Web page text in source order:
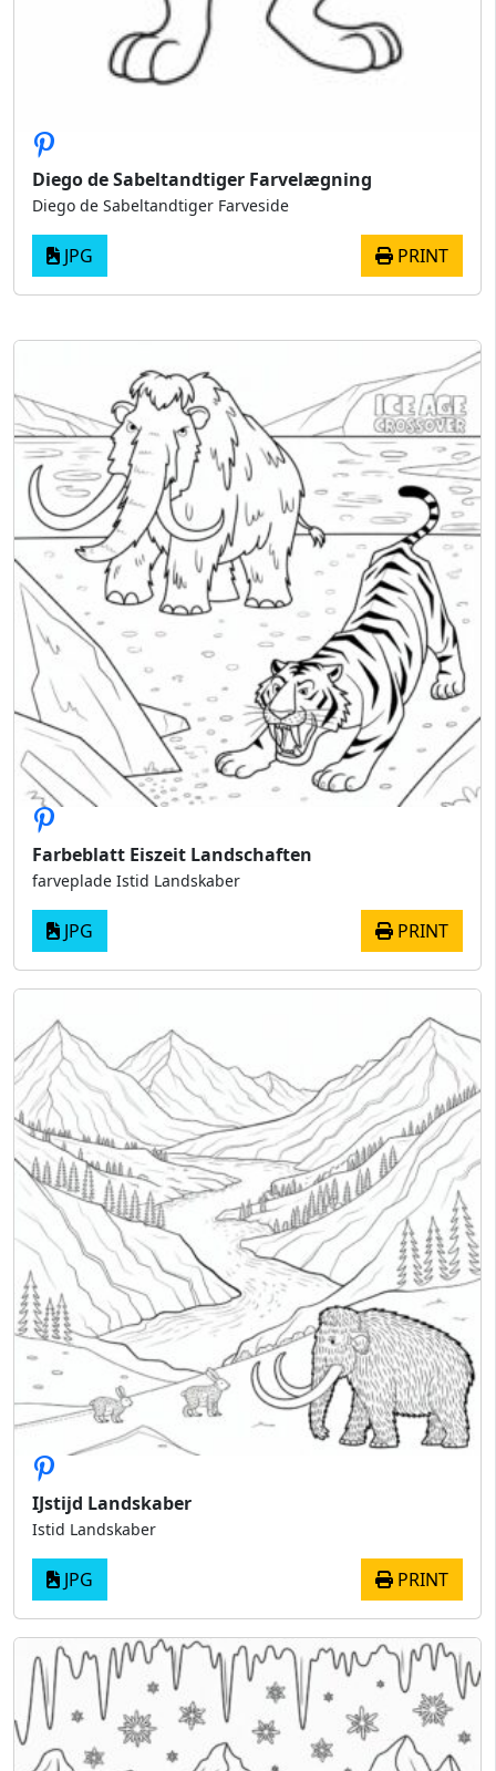
Diego de Sabeltandtiger Farvelægning
Diego de Sabeltandtiger Farveside
JPG PRINT
Farbeblatt Eiszeit Landschaften
farveplade Istid Landskaber
JPG PRINT
IJstijd Landskaber
Istid Landskaber
JPG PRINT